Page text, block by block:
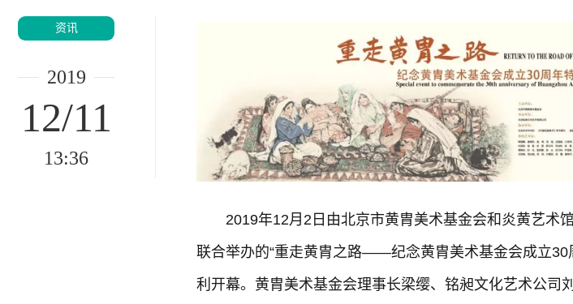
资讯
2019
12/11
13:36
2019年12月2日由北京市黄胄美术基金会和炎黄艺术
联合举办的“重走黄胄之路——纪念黄胄美术基金会成立30
利开幕。黄胄美术基金会理事长梁缨、铭昶文化艺术公司